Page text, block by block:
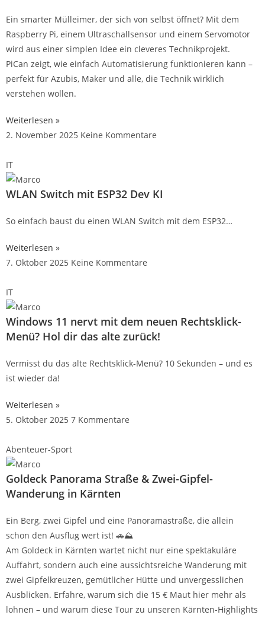
Ein smarter Mülleimer, der sich von selbst öffnet? Mit dem
Raspberry Pi, einem Ultraschallsensor und einem Servomotor
wird aus einer simplen Idee ein cleveres Technikprojekt.
PiCan zeigt, wie einfach Automatisierung funktionieren kann –
perfekt für Azubis, Maker und alle, die Technik wirklich
verstehen wollen.
Weiterlesen »
2. November 2025 Keine Kommentare
IT
WLAN Switch mit ESP32 Dev KI
So einfach baust du einen WLAN Switch mit dem ESP32…
Weiterlesen »
7. Oktober 2025 Keine Kommentare
IT
Windows 11 nervt mit dem neuen Rechtsklick-
Menü? Hol dir das alte zurück!
Vermisst du das alte Rechtsklick-Menü? 10 Sekunden – und es
ist wieder da!
Weiterlesen »
5. Oktober 2025 7 Kommentare
Abenteuer-Sport
Goldeck Panorama Straße & Zwei-Gipfel-
Wanderung in Kärnten
Ein Berg, zwei Gipfel und eine Panoramastraße, die allein
schon den Ausflug wert ist! 🚗⛰️
Am Goldeck in Kärnten wartet nicht nur eine spektakuläre
Auffahrt, sondern auch eine aussichtsreiche Wanderung mit
zwei Gipfelkreuzen, gemütlicher Hütte und unvergesslichen
Ausblicken. Erfahre, warum sich die 15 € Maut hier mehr als
lohnen – und warum diese Tour zu unseren Kärnten-Highlights